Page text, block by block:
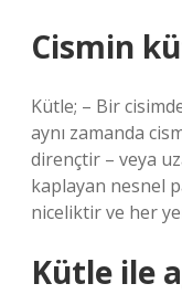
Cismin
Kütle; – Bir
aynı zamanda
dirençtir – veya
kaplayan nesnel
niceliktir ve her
Kütle ile